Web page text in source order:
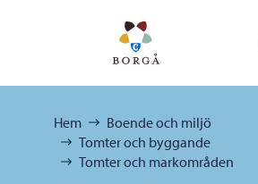
Bläddra:
Hem
Boende och miljö
Tomter och byggande
Tomter och markområden